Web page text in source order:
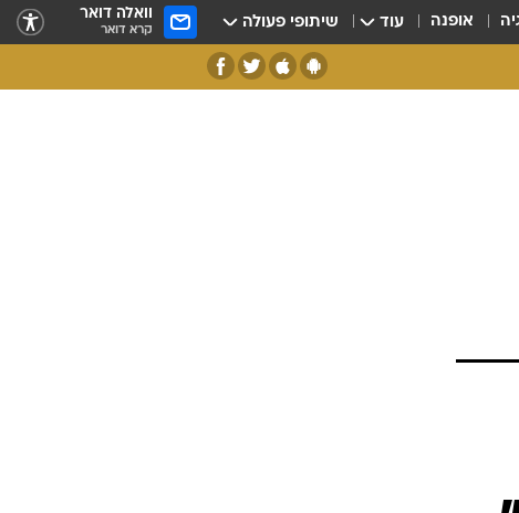
אופנה עוד שיתופי פעולה וואלה דואר
קרא דואר